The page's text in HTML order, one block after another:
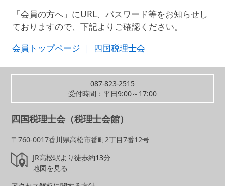
「会員の方へ」にURL、パスワード等をお知らせし
ておりますので、下記よりご確認ください。
会員トップページ ｜ 四国税理士会
087-823-2515
受付時間：平日9:00～17:00
四国税理士会（税理士会館）
〒760-0017香川県高松市番町2丁目7番12号
JR高松駅より徒歩約13分
地図を見る